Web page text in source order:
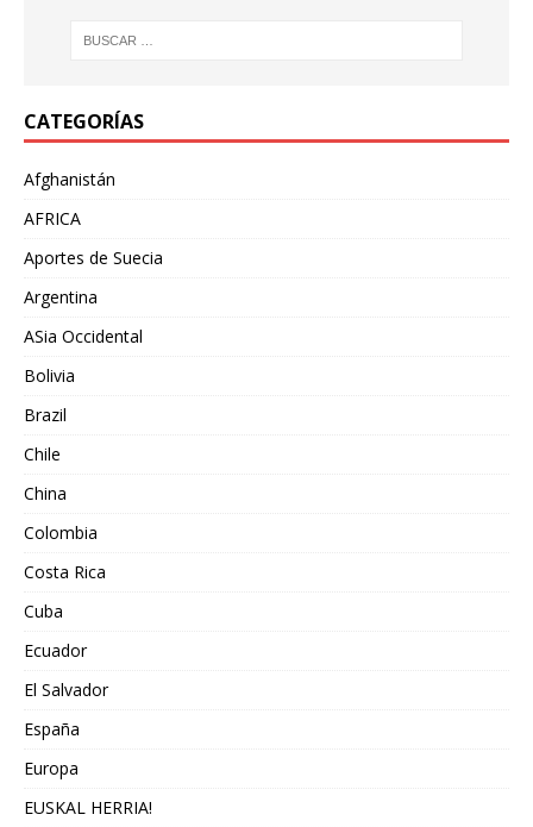
CATEGORÍAS
Afghanistán
AFRICA
Aportes de Suecia
Argentina
ASia Occidental
Bolivia
Brazil
Chile
China
Colombia
Costa Rica
Cuba
Ecuador
El Salvador
España
Europa
EUSKAL HERRIA!